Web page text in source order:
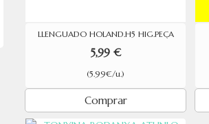
LLENGUADO HOLAND.H5 HIG.PEÇA
5,99 €
(5.99€/u.)
Comprar